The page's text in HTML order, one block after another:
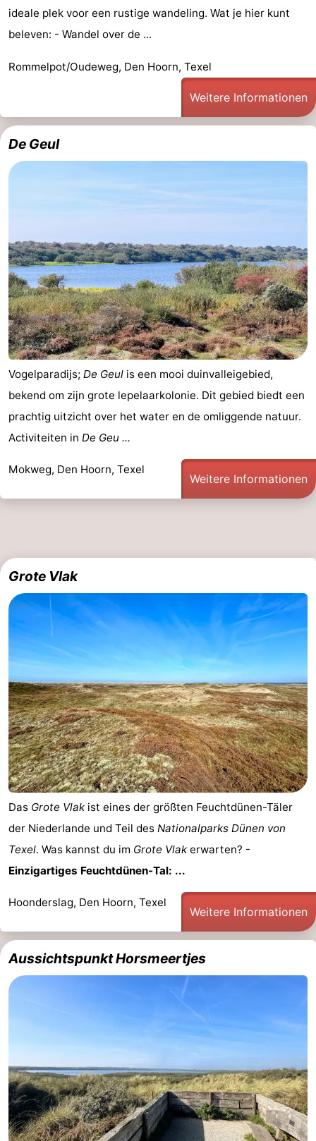
ideale plek voor een rustige wandeling. Wat je hier kunt
beleven: - Wandel over de ...
Rommelpot/Oudeweg, Den Hoorn, Texel
Weitere Informationen
De Geul
Vogelparadijs; De Geul is een mooi duinvalleigebied,
bekend om zijn grote lepelaarkolonie. Dit gebied biedt een
prachtig uitzicht over het water en de omliggende natuur.
Activiteiten in De Geu ...
Mokweg, Den Hoorn, Texel
Weitere Informationen
Grote Vlak
Das Grote Vlak ist eines der größten Feuchtdünen-Täler
der Niederlande und Teil des Nationalparks Dünen von
Texel. Was kannst du im Grote Vlak erwarten? -
Einzigartiges Feuchtdünen-Tal: ...
Hoonderslag, Den Hoorn, Texel
Weitere Informationen
Aussichtspunkt Horsmeertjes